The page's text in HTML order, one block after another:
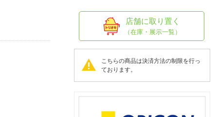
店舗に取り置く
（在庫・展示一覧）
こちらの商品は決済方法の制限を行っ
ております。